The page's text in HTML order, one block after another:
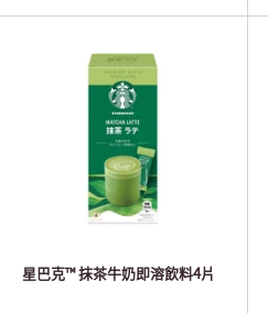
星巴克™ 抹茶牛奶即溶飲料4片